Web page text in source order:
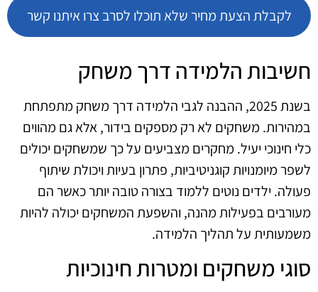
לקבלת הצעת מחיר שלא תוכלו לסרב צרו איתנו קשר
חשיבות הלמידה דרך משחק
בשנת 2025, ההבנה לגבי הלמידה דרך משחק מתפתחת
במהירות. משחקים לא רק מספקים בידור, אלא גם מהווים
כלי חינוכי יעיל. מחקרים מצביעים על כך שמשחקים יכולים
לשפר מיומנויות קוגניטיביות, פתרון בעיות ויכולת שיתוף
פעולה. ילדים נוטים ללמוד בצורה טובה יותר כאשר הם
מעורבים בפעילות מהנה, והשפעת המשחקים יכולה להיות
משמעותית על תהליך הלמידה.
סוגי משחקים ומטרות חינוכיות